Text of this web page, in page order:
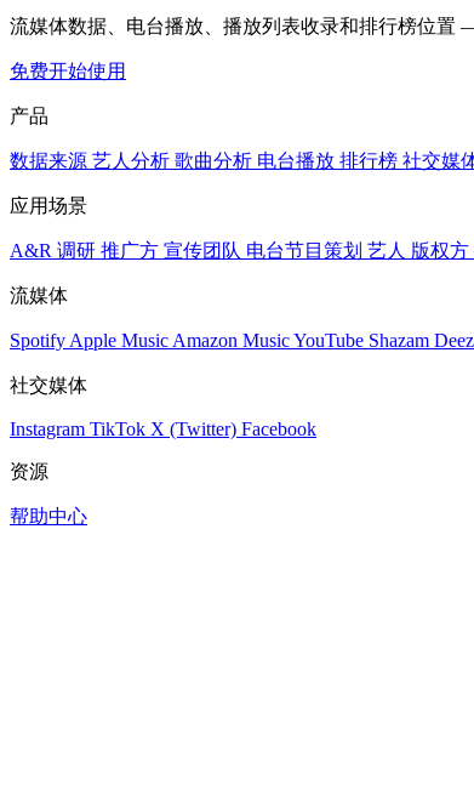
流媒体数据、电台播放、播放列表收录和排行榜位置
免费开始使用
产品
数据来源 艺人分析 歌曲分析 电台播放 排行榜 社交媒
应用场景
A&R 调研 推广方 宣传团队 电台节目策划 艺人 版权方
流媒体
Spotify Apple Music Amazon MusicYouTube Shazam
社交媒体
Instagram TikTok X (Twitter) Facebook
资源
帮助中心